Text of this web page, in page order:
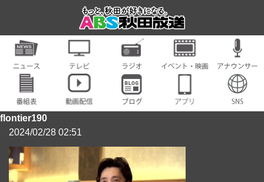
flontier190
2024/02/28 02:51